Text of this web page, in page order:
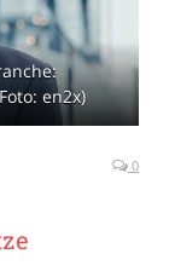
en2x)
0